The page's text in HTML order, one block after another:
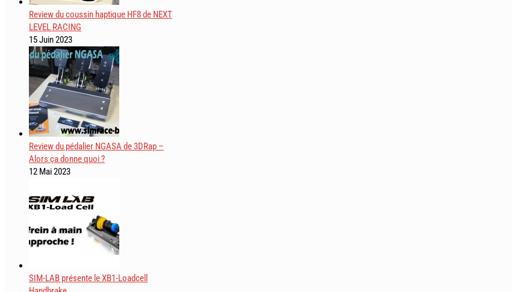
Review du coussin haptique HF8 de NEXT
LEVEL RACING
15 Juin 2023
Review du pédalier NGASA de 3DRap –
Alors ça donne quoi ?
12 Mai 2023
SIM-LAB présente le XB1-Loadcell